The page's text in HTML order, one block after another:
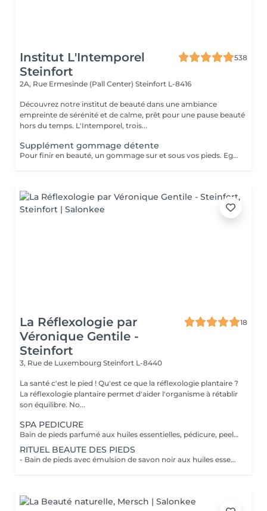
Institut L'Intemporel
Steinfort
538
2A, Rue Ermesinde (Pall Center) Steinfort L-8416
Découvrez notre institut de beauté dans une ambiance
empreinte de sérénité et de calme, prêt pour une pause beauté
hors du temps. L'Intemporel, trois...
Supplément gommage détente
Pour finir en beauté, un gommage sur et sous vos pieds. Egalement entre les orteils. Pour une meilleure pénétration de la crème pieds. Uniquement avec un service de beauté des pieds / pédicure effectué à l'institut le même jour.
La Réflexologie par
Véronique Gentile -
Steinfort
18
3, Rue de Luxembourg Steinfort L-8440
La santé c'est le pied ! Qu'est ce que la réflexologie plantaire ?
La réflexologie plantaire permet d'aider l'organisme à rétablir
son équilibre. No...
SPA PEDICURE
Bain de pieds parfumé aux huiles essentielles, pédicure, peeling au sel senteur orientale, masque chaussettes, massage au beurre de karité
RITUEL BEAUTE DES PIEDS
- Bain de pieds avec émulsion de savon noir aux huiles essentielles méthode traditionnel marocaine - Gommage au sel senteur orientale - Collagène masque/chaussettes - Massage des pieds relaxant et défatigant activant ainsi la circulation sanguine et libérant toute les tensions au beurre de karité